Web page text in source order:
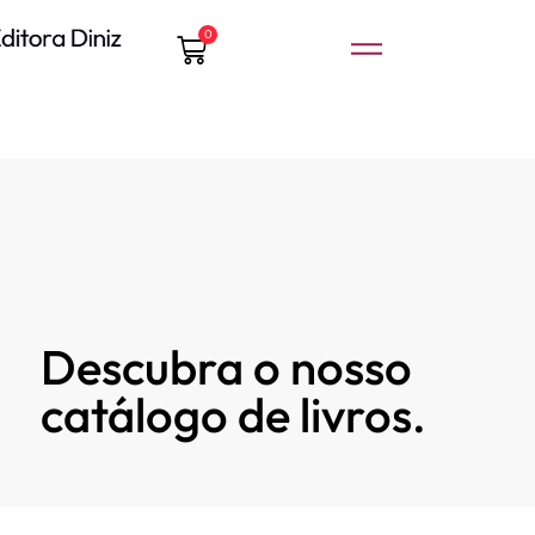
0
Descubra o nosso
catálogo de livros.